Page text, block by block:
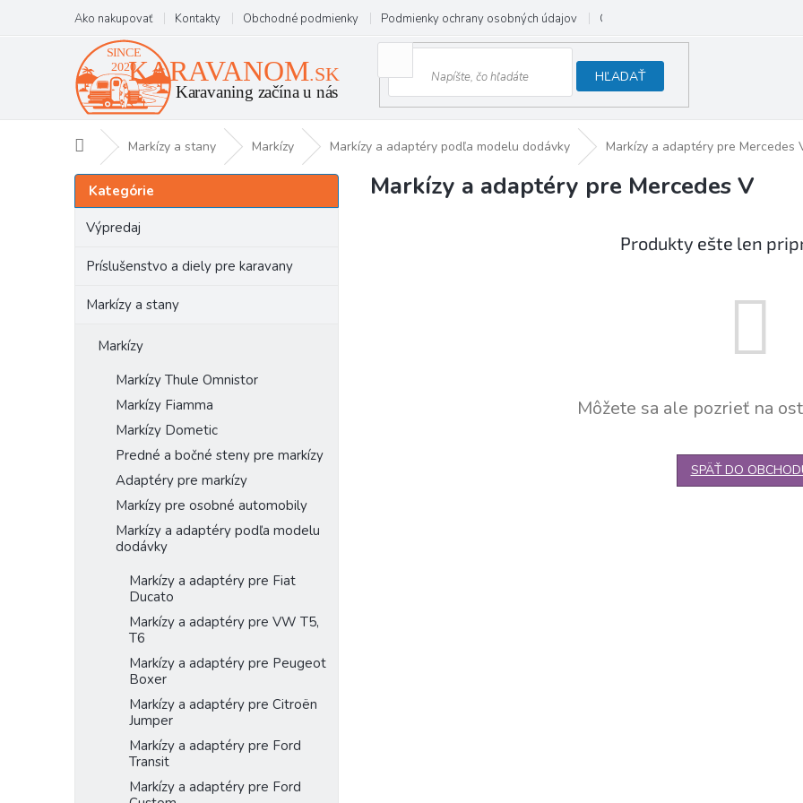
obsah
Ako nakupovať Kontakty Obchodné podmienky Podmienky ochrany osobných údajov Odstúpenie od zmluvy
HĽADAŤ
DomovMarkízy a stany Markízy Markízy a adaptéry podľa modelu dodávky Markízy a adaptéry pre Mercedes
B
o
Preskočiť
kategórie
Kategórie
Výpredaj
Príslušenstvo a diely pre karavany
Markízy a stany
Markízy
Markízy Thule Omnistor
Markízy Fiamma
Markízy Dometic
Predné a bočné steny pre markízy
Adaptéry pre markízy
Markízy pre osobné automobily
Markízy a adaptéry podľa modelu
dodávky
Markízy a adaptéry pre Fiat
Ducato
Markízy a adaptéry pre VW T5,
T6
Markízy a adaptéry pre Peugeot
Boxer
Markízy a adaptéry pre Citroën
Jumper
Markízy a adaptéry pre Ford
Transit
Markízy a adaptéry pre Ford
Markízy a adaptéry pre Mercedes V
Produkty ešte len
Môžete sa ale pozrieť na
SPÄŤ DO